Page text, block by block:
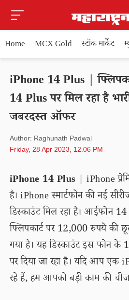
Home MCX Gold स्टॉक मार्केट
iPhone 14 Plus |
14 Plus पर मिल रहा है
जबरदस्त ऑफर
Author: Raghunath Padwal
Friday, 28 Apr 2023, 12.06 PM
iPhone 14 Plus | iPhone
है। iPhone स्मार्टफोन की नई
डिस्काउंट मिल रहा है। आईफोन
फ्लिपकार्ट पर 12,000 रुपये की
गया है। यह डिस्काउंट इस फोन के
पर दिया जा रहा है। यदि आप एक
रहे हैं, हम आपको बड़ी काम की